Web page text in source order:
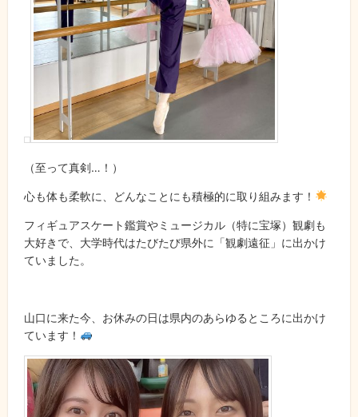
（至って真剣…！）
心も体も柔軟に、どんなことにも積極的に取り組みます！
フィギュアスケート鑑賞やミュージカル（特に宝塚）観劇も
大好きで、大学時代はたびたび県外に「観劇遠征」に出かけ
ていました。
山口に来た今、お休みの日は県内のあらゆるところに出かけ
ています！